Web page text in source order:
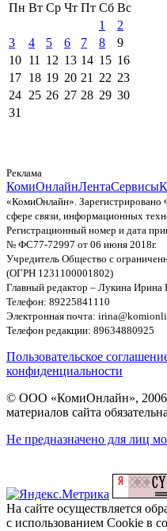
Пн Вт Ср Чт Пт Сб Вс
1
2
3
4 5 6 7 8
9
10 11 12 13 14 15 16
17 18 19 20 21 22 23
24 25 26 27 28 29 30
31
Реклама
КомиОнлайнЛентаСервисы
«КомиОнлайн». Зарегистрировано
сфере связи, информационных
Регистрационный номер и дата
№ ФС77-72997 от 06 июня 2018г.
Учредитель Общество с
(ОГРН 1231100001802)
Главный редактор – Лукина Ирина
Телефон: 89225841110
Электронная почта:
Телефон редакции: 89634880925
Пользовательское
конфиденциальности
© ООО «КомиОнлайн»,
материалов сайта
Не предназначено для лиц
На сайте осуществляется
с использованием Cookie в